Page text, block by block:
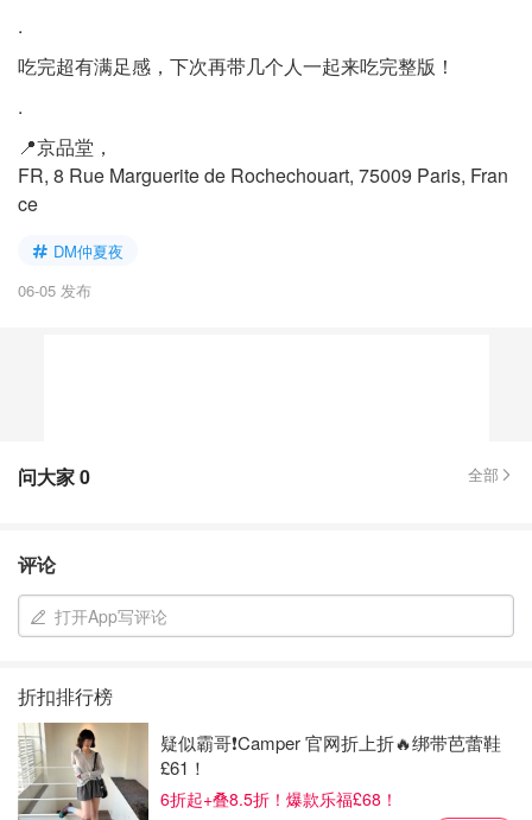
.
吃完超有满足感，下次再带几个人一起来吃完整版！
.
📍京品堂，
FR, 8 Rue Marguerite de Rochechouart, 75009 Paris, Fran
ce
DM仲夏夜
06-05 发布
问大家0 全部
评论
打开App写评论
折扣排行榜
疑似霸哥❗️Camper 官网折上折🔥绑带芭蕾鞋
£61！
6折起+叠8.5折！爆款乐福£68！